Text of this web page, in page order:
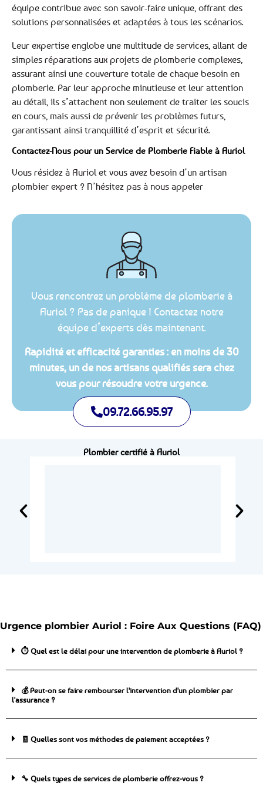
équipe contribue avec son savoir-faire unique, offrant des
solutions personnalisées et adaptées à tous les scénarios.
Leur expertise englobe une multitude de services, allant de
simples réparations aux projets de plomberie complexes,
assurant ainsi une couverture totale de chaque besoin en
plomberie. Par leur approche minutieuse et leur attention
au détail, ils s’attachent non seulement de traiter les soucis
en cours, mais aussi de prévenir les problèmes futurs,
garantissant ainsi tranquillité d’esprit et sécurité.
Contactez-Nous pour un Service de Plomberie Fiable à Auriol
Vous résidez à Auriol et vous avez besoin d’un artisan
plombier expert ? N’hésitez pas à nous appeler
Vous rencontrez un problème de plomberie à
Auriol ? Pas de panique ! Contactez notre
équipe d’experts dès maintenant.
Rapidité et efficacité garanties : en moins de 30
minutes, un de nos artisans qualifiés sera chez
vous pour résoudre votre urgence.
09.72.66.95.97
Plombier certifié à Auriol
Urgence plombier Auriol : Foire Aux Questions (FAQ)
⏱️ Quel est le délai pour une intervention de plomberie à Auriol ?
💰 Peut-on se faire rembourser l'intervention d'un plombier par
l'assurance ?
🧾 Quelles sont vos méthodes de paiement acceptées ?
🔧 Quels types de services de plomberie offrez-vous ?